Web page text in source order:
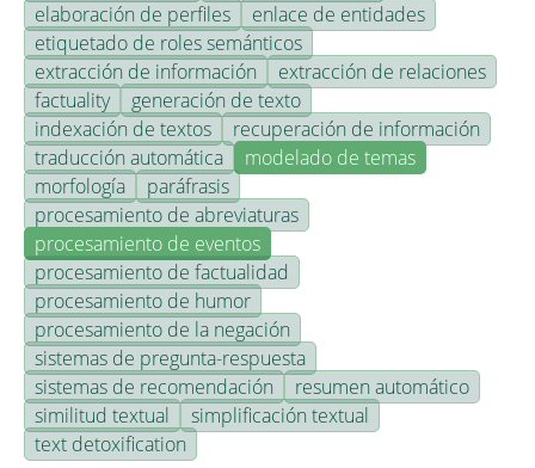
elaboración de perfiles
enlace de entidades
etiquetado de roles semánticos
extracción de información
extracción de relaciones
factuality
generación de texto
indexación de textos
recuperación de información
traducción automática
modelado de temas
morfología
paráfrasis
procesamiento de abreviaturas
procesamiento de eventos
procesamiento de factualidad
procesamiento de humor
procesamiento de la negación
sistemas de pregunta-respuesta
sistemas de recomendación
resumen automático
similitud textual
simplificación textual
text detoxification